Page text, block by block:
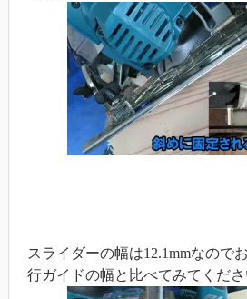
スライダーの幅は12.1mmなので
行ガイドの幅と比べてみてくださ